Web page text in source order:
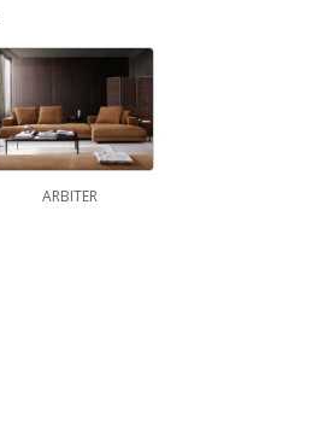
ARBITER